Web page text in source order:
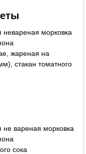
морковка
жареная на
стакан томатного
вареная морковка
сока